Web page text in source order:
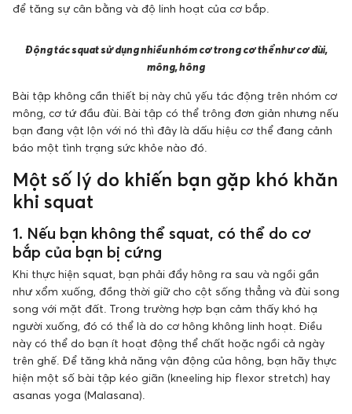
để tăng sự cân bằng và độ linh hoạt của cơ bắp.
Động tác squat sử dụng nhiều nhóm cơ trong cơ thể như cơ đùi,
mông, hông
Bài tập không cần thiết bị này chủ yếu tác động trên nhóm cơ
mông, cơ tứ đầu đùi. Bài tập có thể trông đơn giản nhưng nếu
bạn đang vật lộn với nó thì đây là dấu hiệu cơ thể đang cảnh
báo một tình trạng sức khỏe nào đó.
Một số lý do khiến bạn gặp khó khăn
khi squat
1. Nếu bạn không thể squat, có thể do cơ
bắp của bạn bị cứng
Khi thực hiện squat, bạn phải đẩy hông ra sau và ngồi gần
như xổm xuống, đồng thời giữ cho cột sống thẳng và đùi song
song với mặt đất. Trong trường hợp bạn cảm thấy khó hạ
người xuống, đó có thể là do cơ hông không linh hoạt. Điều
này có thể do bạn ít hoạt động thể chất hoặc ngồi cả ngày
trên ghế. Để tăng khả năng vận động của hông, bạn hãy thực
hiện một số bài tập kéo giãn (kneeling hip flexor stretch) hay
asanas yoga (Malasana).